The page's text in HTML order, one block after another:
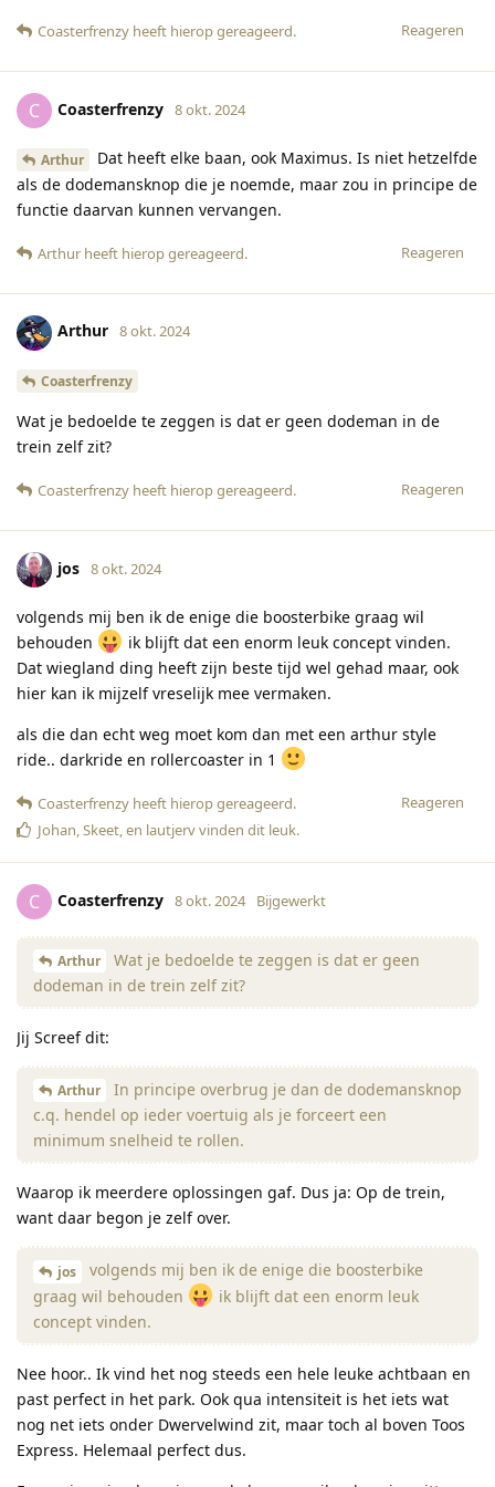
Reageren
Coasterfrenzy heeft hierop gereageerd.
C Coasterfrenzy 8 okt. 2024
Arthur
Dat heeft elke baan, ook Maximus. Is niet hetzelfde
als de dodemansknop die je noemde, maar zou in principe de
functie daarvan kunnen vervangen.
Reageren
Arthur heeft hierop gereageerd.
Arthur 8 okt. 2024
Coasterfrenzy
Wat je bedoelde te zeggen is dat er geen dodeman in de
trein zelf zit?
Reageren
Coasterfrenzy heeft hierop gereageerd.
jos 8 okt. 2024
volgends mij ben ik de enige die boosterbike graag wil
behouden
ik blijft dat een enorm leuk concept vinden.
Dat wiegland ding heeft zijn beste tijd wel gehad maar, ook
hier kan ik mijzelf vreselijk mee vermaken.
als die dan echt weg moet kom dan met een arthur style
ride.. darkride en rollercoaster in 1
Reageren
Coasterfrenzy heeft hierop gereageerd.
Johan,Skeet, en lautjervvinden dit leuk.
C Coasterfrenzy 8 okt. 2024 Bijgewerkt
Arthur
Wat je bedoelde te zeggen is dat er geen
dodeman in de trein zelf zit?
Jij Screef dit:
Arthur
In principe overbrug je dan de dodemansknop
c.q. hendel op ieder voertuig als je forceert een
minimum snelheid te rollen.
Waarop ik meerdere oplossingen gaf. Dus ja: Op de trein,
want daar begon je zelf over.
jos
volgends mij ben ik de enige die boosterbike
graag wil behouden
ik blijft dat een enorm leuk
concept vinden.
Nee hoor.. Ik vind het nog steeds een hele leuke achtbaan en
past perfect in het park. Ook qua intensiteit is het iets wat
nog net iets onder Dwervelwind zit, maar toch al boven Toos
Express. Helemaal perfect dus.